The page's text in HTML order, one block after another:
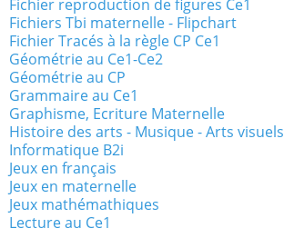
Fichier reproduction de figures Ce1
Fichiers Tbi maternelle - Flipchart
Fichier Tracés à la règle CP Ce1
Géométrie au Ce1-Ce2
Géométrie au CP
Grammaire au Ce1
Graphisme, Ecriture Maternelle
Histoire des arts - Musique - Arts visuels
Informatique B2i
Jeux en français
Jeux en maternelle
Jeux mathémathiques
Lecture au Ce1